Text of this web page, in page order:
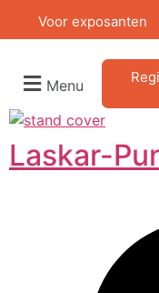
Voor exposanten
Menu
Laskar-